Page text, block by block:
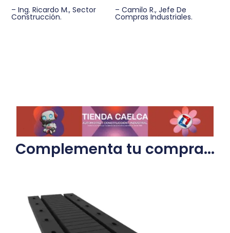
– Ing. Ricardo M., Sector
Construcción.
– Camilo R., Jefe De
Compras Industriales.
Complementa tu compra...